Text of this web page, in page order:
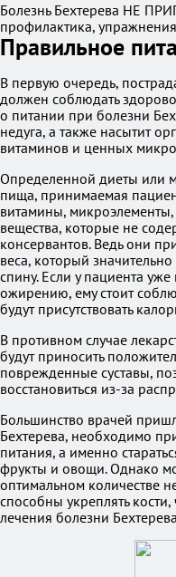
Болезнь Бехтерева НЕ
профилактика, упражнения
Правильное
В первую очередь,
должен соблюдать
о питании при болезни
недуга, а также насытит
витаминов и ценных
Определенной диеты или
пища, принимаемая
витамины,
вещества, которые не
консервантов. Ведь они
веса, который
спину. Если у пациента
ожирению, ему стоит
будут присутствовать
В противном случае
будут приносить
поврежденные суставы,
восстановиться из-за
Большинство врачей
Бехтерева, необходимо
питания, а именно
фрукты и овощи. Однако
оптимальном количестве
способны укреплять
лечения болезни